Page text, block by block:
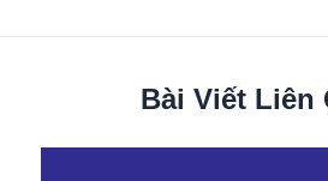
Bài Viết Liên